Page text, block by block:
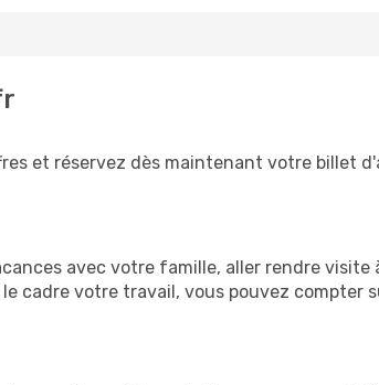
et réservez dès maintenant votre billet
avec votre famille, aller rendre visite
cadre votre travail, vous pouvez compter